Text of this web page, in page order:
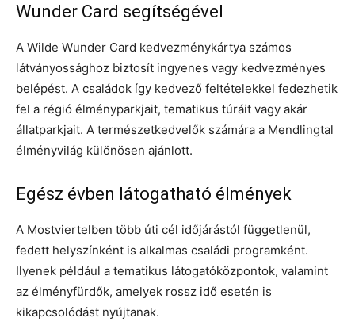
Wunder Card segítségével
A Wilde Wunder Card kedvezménykártya számos
látványossághoz biztosít ingyenes vagy kedvezményes
belépést. A családok így kedvező feltételekkel fedezhetik
fel a régió élményparkjait, tematikus túráit vagy akár
állatparkjait. A természetkedvelők számára a Mendlingtal
élményvilág különösen ajánlott.
Egész évben látogatható élmények
A Mostviertelben több úti cél időjárástól függetlenül,
fedett helyszínként is alkalmas családi programként.
Ilyenek például a tematikus látogatóközpontok, valamint
az élményfürdők, amelyek rossz idő esetén is
kikapcsolódást nyújtanak.